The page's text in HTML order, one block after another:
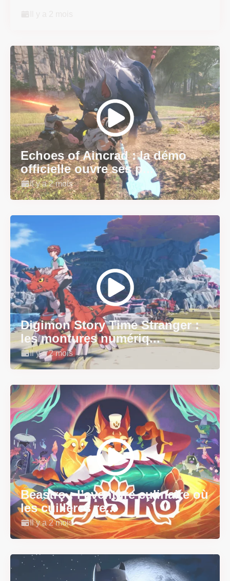
Echoes of Aincrad : la démo
officielle ouvre ses p...
Il y a 2 mois
Digimon Story Time Stranger :
les montures numériq...
Il y a 2 mois
Beastro : l’aventure culinaire où
les cuillères re...
Il y a 2 mois